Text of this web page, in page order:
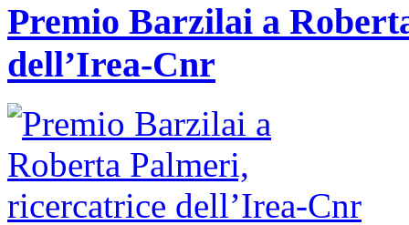
Premio Barzilai a
dell’Irea-Cnr